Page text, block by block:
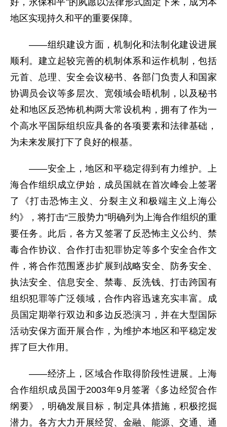
好，永保和平”的夙愿以法律形式固定下来，成为本
地区实现持久和平的重要保障。
——组织建设方面，机制化和法制化建设进展
顺利。建立起较完善的机制体系和运作机制，包括
元首、总理、安全会议秘书、各部门负责人和国家
协调员会议等多层次、宽领域会晤机制，以及秘书
处和地区反恐怖机构两大常设机构，拥有了作为一
个高水平国际组织应具备的各项要素和法律基础，
为未来发展打下了良好的根基。
——安全上，地区和平稳定得到有力维护。上
海合作组织成立伊始，成员国就在首次峰会上签署
了《打击恐怖主义、分裂主义和极端主义上海公
约》，将打击“三股势力”明确列为上海合作组织的重
要任务。此后，各方又签署了反恐怖主义公约、禁
毒合作协议、合作打击犯罪协定等多个安全合作文
件，将合作范围逐步扩展到战略安全、防务安全、
执法安全、信息安全、禁毒、反洗钱、打击跨国有
组织犯罪等广泛领域，合作内容迅速充实丰富。成
员国定期举行双边和多边反恐演习，并在大型国际
活动安保方面开展合作，为维护本地区和平稳定发
挥了巨大作用。
——经济上，区域合作取得阶段性进展。上海
合作组织成员国于2003年9月签署《多边经贸合作
纲要》，明确发展目标，制定具体措施，积极挖掘
潜力。各方大力开展经贸、金融、能源、交通、通